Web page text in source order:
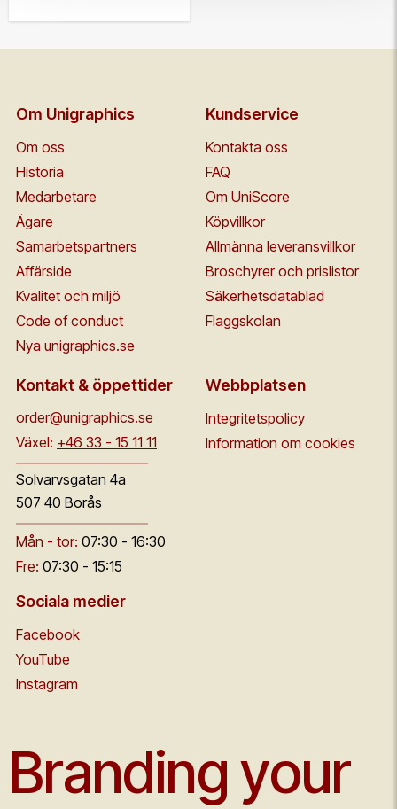
Om Unigraphics
Om oss
Historia
Medarbetare
Ägare
Samarbetspartners
Affärside
Kvalitet och miljö
Code of conduct
Nya unigraphics.se
Kundservice
Kontakta oss
FAQ
Om UniScore
Köpvillkor
Allmänna leveransvillkor
Broschyrer och prislistor
Säkerhetsdatablad
Flaggskolan
Kontakt & öppettider
order@unigraphics.se
Växel: +46 33 - 15 11 11
Solvarvsgatan 4a
507 40 Borås
Mån - tor: 07:30 - 16:30
Fre: 07:30 - 15:15
Webbplatsen
Integritetspolicy
Information om cookies
Sociala medier
Facebook
YouTube
Instagram
Branding your